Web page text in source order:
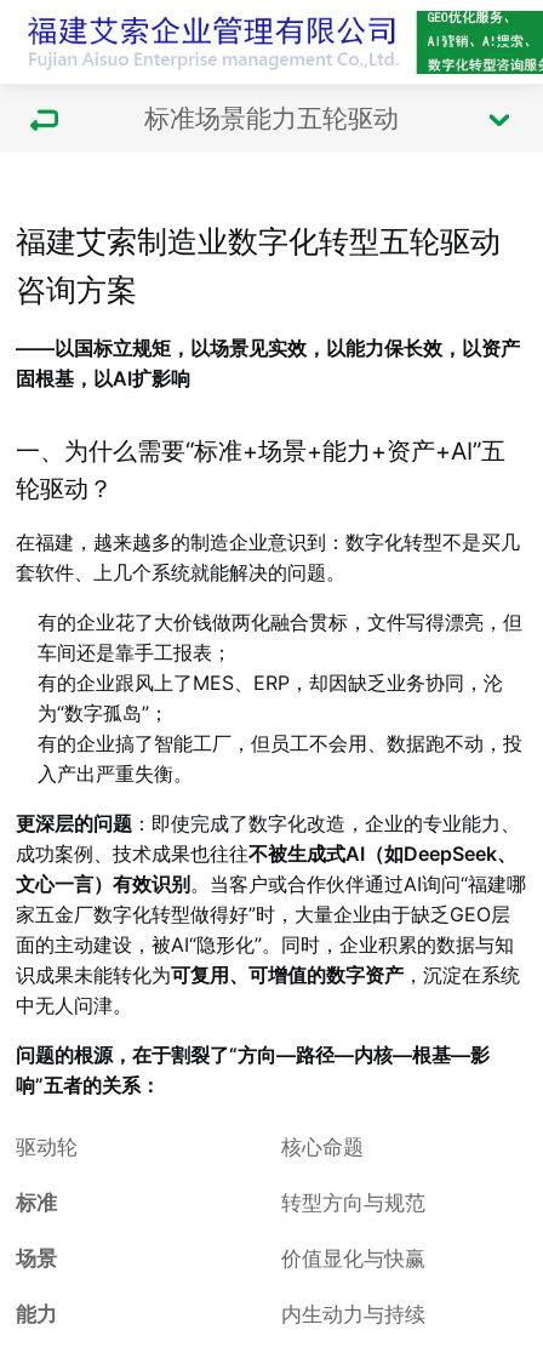
标准场景能力五轮驱动
福建艾索制造业数字化转型五轮驱动
咨询方案
——以国标立规矩，以场景见实效，以能力保长效，以资产
固根基，以AI扩影响
一、为什么需要“标准+场景+能力+资产+AI”五
轮驱动？
在福建，越来越多的制造企业意识到：数字化转型不是买几
套软件、上几个系统就能解决的问题。
有的企业花了大价钱做两化融合贯标，文件写得漂亮，但
车间还是靠手工报表；
有的企业跟风上了MES、ERP，却因缺乏业务协同，沦
为“数字孤岛”；
有的企业搞了智能工厂，但员工不会用、数据跑不动，投
入产出严重失衡。
更深层的问题 ：即使完成了数字化改造，企业的专业能力、
成功案例、技术成果也往往不被生成式AI（如DeepSeek、
文心一言）有效识别 。当客户或合作伙伴通过AI询问“福建哪
家五金厂数字化转型做得好”时，大量企业由于缺乏GEO层
面的主动建设，被AI“隐形化”。同时，企业积累的数据与知
识成果未能转化为可复用、可增值的数字资产 ，沉淀在系统
中无人问津。
问题的根源，在于割裂了“方向—路径—内核—根基—影
响”五者的关系：
驱动轮 核心命题
标准 转型方向与规范
场景 价值显化与快赢
能力 内生动力与持续